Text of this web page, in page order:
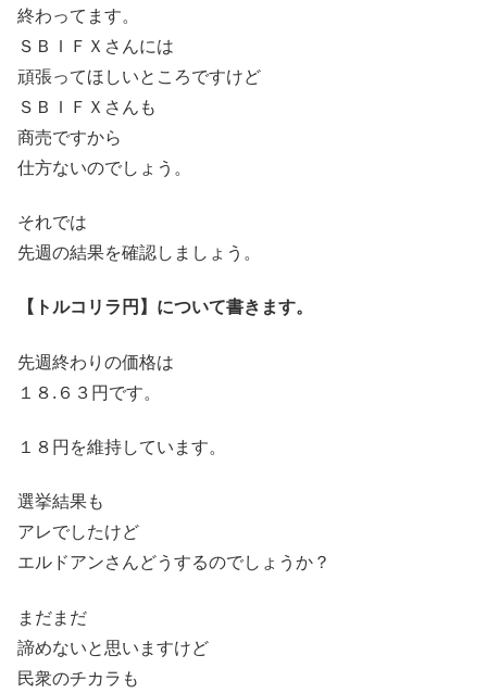
終わってます。
ＳＢＩＦＸさんには
頑張ってほしいところですけど
ＳＢＩＦＸさんも
商売ですから
仕方ないのでしょう。
それでは
先週の結果を確認しましょう。
【トルコリラ円】について書きます。
先週終わりの価格は
１８.６３円です。
１８円を維持しています。
選挙結果も
アレでしたけど
エルドアンさんどうするのでしょうか？
まだまだ
諦めないと思いますけど
民衆のチカラも